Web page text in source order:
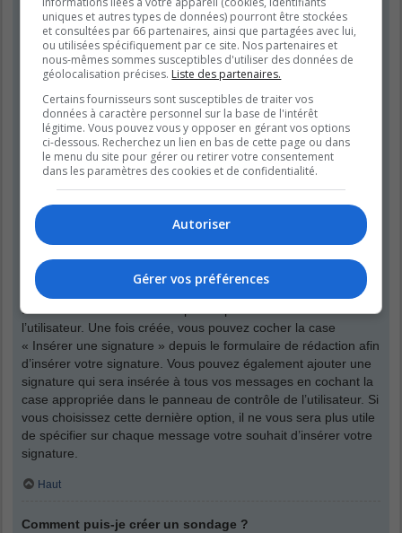
que vos propres messages. Vous pouvez modifier un de vos
messages en cliquant le bouton adéquat, parfois dans une
limite de temps après que le message initial ait été publié. Si
quelqu’un a déjà répondu à votre message, un petit texte situé
en dessous du message affichera le nombre de fois que vous
l’avez modifié, contenant la date et l’heure de la modification.
Ce petit texte n’apparaîtra pas s’il s’agit d’une modification
effectuée par un modérateur ou un administrateur, bien qu’ils
puissent rédiger une raison discrète concernant leur
modification. Veuillez noter que les utilisateurs normaux ne
été publiée.
Comment puis-je insérer une signature à mon message ?
Pour insérer une signature à un de vos messages, vous devez
tout d’abord en créer une depuis le panneau de contrôle de
l’utilisateur. Une fois créée, vous pouvez cocher la case
« Insérer une signature » depuis le formulaire de rédaction afin
d’insérer votre signature. Vous pouvez également ajouter une
signature qui sera insérée à tous vos messages en cochant la
case appropriée dans le panneau de contrôle de l’utilisateur. Si
vous choisissez cette dernière option, il ne vous sera plus utile
de spécifier sur chaque message votre souhait d’insérer votre
signature.
Haut
Comment puis-je créer un sondage ?
uniques et autres types de données) pourront être stockées
et consultées par 66 partenaires, ainsi que partagées avec lui,
ou utilisées spécifiquement par ce site. Nos partenaires et
nous-mêmes sommes susceptibles d'utiliser des données de
géolocalisation précises. Liste des partenaires.
Certains fournisseurs sont susceptibles de traiter vos
données à caractère personnel sur la base de l'intérêt
légitime. Vous pouvez vous y opposer en gérant vos options
ci-dessous. Recherchez un lien en bas de cette page ou dans
le menu du site pour gérer ou retirer votre consentement
dans les paramètres des cookies et de confidentialité.
Autoriser
Gérer vos préférences